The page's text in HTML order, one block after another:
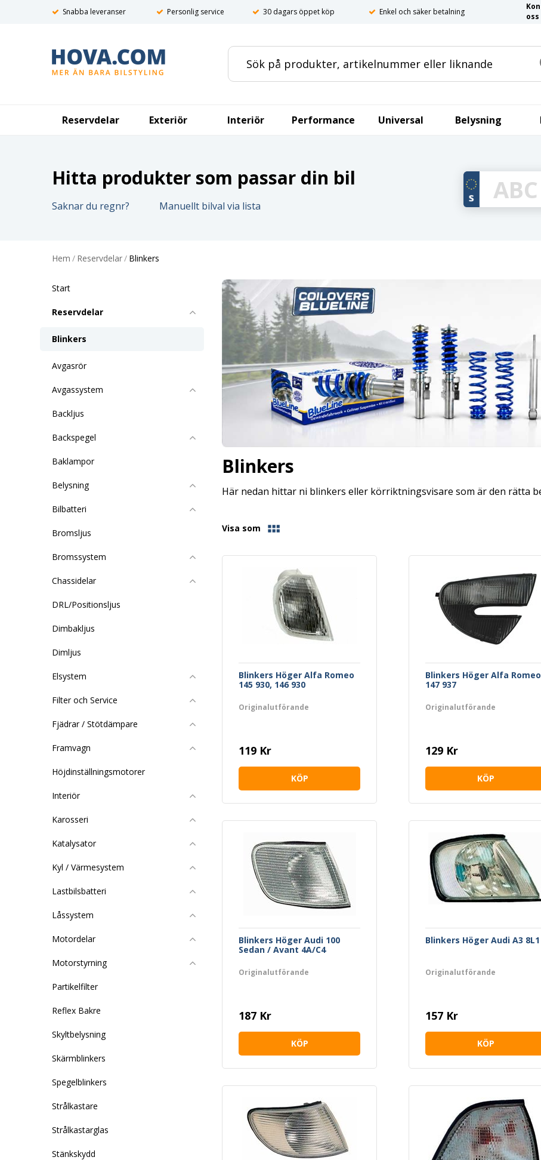
Snabba leveranser Personlig service 30 dagars öppet köp Enkel och säker betalning
oss
Reservdelar Exteriör Interiör Performance Universal Belysning
Hitta produkter som passar din bil
Saknar du regnr? Manuellt bilval via lista
Hem / Reservdelar/ Blinkers
Start
Reservdelar
Blinkers
Avgasrör
Avgassystem
Backljus
Backspegel
Baklampor
Belysning
Bilbatteri
Bromsljus
Bromssystem
Chassidelar
DRL/Positionsljus
Dimbakljus
Dimljus
Elsystem
Filter och Service
Fjädrar / Stötdämpare
Framvagn
Höjdinställningsmotorer
Interiör
Karosseri
Katalysator
Kyl / Värmesystem
Lastbilsbatteri
Låssystem
Motordelar
Motorstyrning
Partikelfilter
Reflex Bakre
Skyltbelysning
Skärmblinkers
Spegelblinkers
Strålkastare
Strålkastarglas
Stänkskydd
Blinkers
Här nedan hittar ni blinkers eller körriktningsvisare som är den rätta
Visa som
Blinkers Höger Alfa Romeo
145 930, 146 930
Originalutförande
119 Kr
KÖP
Blinkers Höger Alfa Romeo
147 937
Originalutförande
129 Kr
KÖP
Blinkers Höger Audi 100
Sedan / Avant 4A/C4
Originalutförande
187 Kr
KÖP
Blinkers Höger Audi A3 8L1
Originalutförande
157 Kr
KÖP